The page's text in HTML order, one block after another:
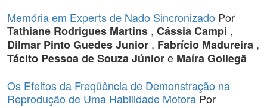
Memória em Experts de Nado Sincronizado Por
Tathiane Rodrigues Martins , Cássia Campi ,
Dilmar Pinto Guedes Junior , Fabrício Madureira ,
Tácito Pessoa de Souza Júniore Maíra Gollegã
Os Efeitos da Freqüência de Demonstração na
Reprodução de Uma Habilidade Motora Por